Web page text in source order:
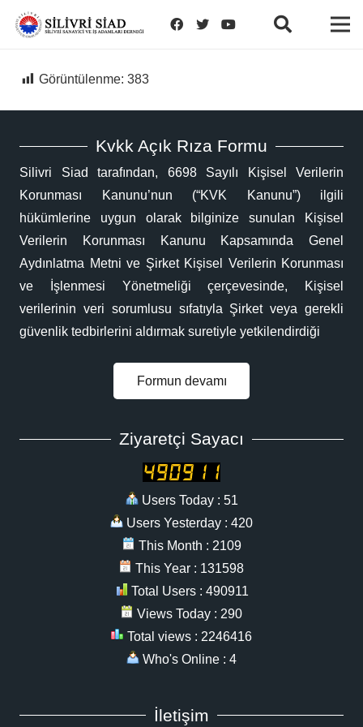
Görüntülenme: 383
Kvkk Açık Rıza Formu
Silivri Siad tarafından, 6698 Sayılı Kişisel Verilerin
Korunması Kanunu’nun (“KVK Kanunu”) ilgili
hükümlerine uygun olarak bilginize sunulan Kişisel
Verilerin Korunması Kanunu Kapsamında Genel
Aydınlatma Metni ve Şirket Kişisel Verilerin Korunması
ve İşlenmesi Yönetmeliği çerçevesinde, Kişisel
verilerinin veri sorumlusu sıfatıyla Şirket veya gerekli
güvenlik tedbirlerini aldırmak suretiyle yetkilendirdiği
Formun devamı
Ziyaretçi Sayacı
Users Today : 51
Users Yesterday : 420
This Month : 2109
This Year : 131598
Total Users : 490911
Views Today : 290
Total views : 2246416
Who's Online : 4
İletişim